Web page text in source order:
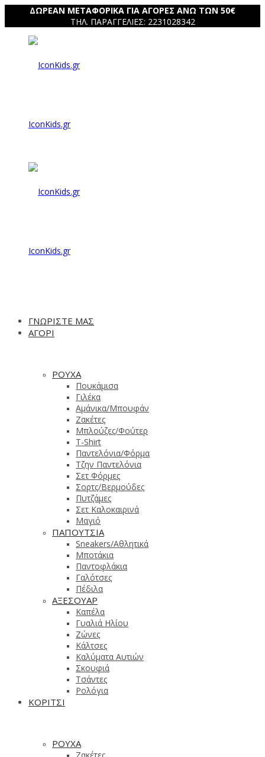
ΔΩΡΕΑΝ ΜΕΤΑΦΟΡΙΚΑ ΓΙΑ ΑΓΟΡΕΣ ΑΝΩ ΤΩΝ 50€
ΤΗΛ. ΠΑΡΑΓΓΕΛΙΕΣ: 2231028342
IconKids.gr
IconKids.gr
ΓΝΩΡΙΣΤΕ ΜΑΣ
ΑΓΟΡΙ
ΡΟΥΧΑ
Πουκάμισα
Γιλέκα
Αμάνικα/Μπουφάν
Ζακέτες
Μπλούζες/Φούτερ
T-Shirt
Παντελόνια/Φόρμα
Τζην Παντελόνια
Σετ Φόρμες
Σορτς/Βερμούδες
Πυτζάμες
Σετ Καλοκαιρινά
Μαγιό
ΠΑΠΟΥΤΣΙΑ
Sneakers/Aθλητικά
Μποτάκια
Παντοφλάκια
Γαλότσες
Πέδιλα
ΑΞΕΣΟΥΑΡ
Καπέλα
Γυαλιά Ηλίου
Ζώνες
Κάλτσες
Καλύματα Αυτιών
Σκουφιά
Τσάντες
Ρολόγια
ΚΟΡΙΤΣΙ
ΡΟΥΧΑ